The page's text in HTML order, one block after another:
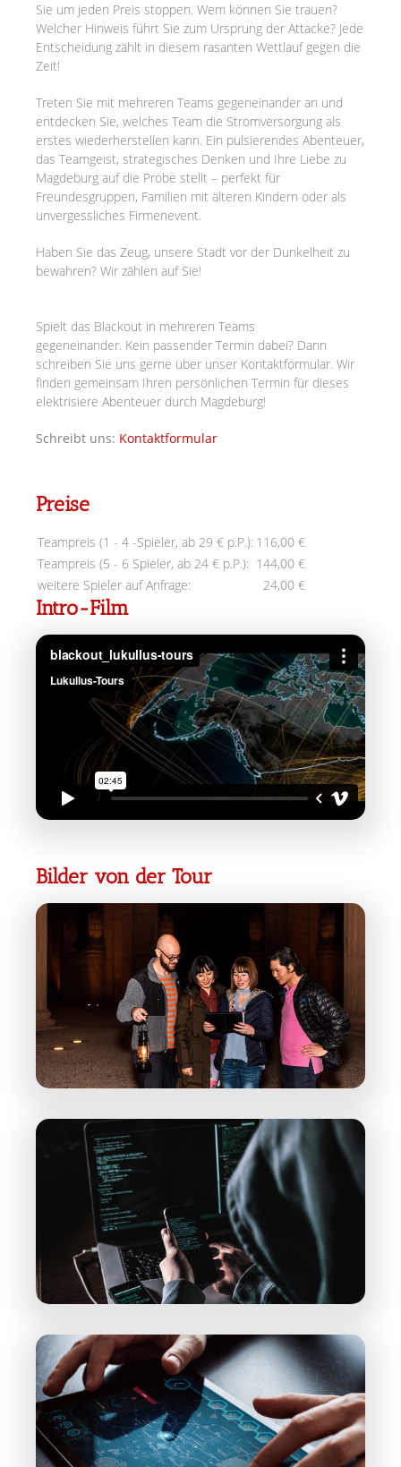
Sie um jeden Preis stoppen. Wem können Sie trauen?
Welcher Hinweis führt Sie zum Ursprung der Attacke? Jede
Entscheidung zählt in diesem rasanten Wettlauf gegen die
Zeit!
Treten Sie mit mehreren Teams gegeneinander an und
entdecken Sie, welches Team die Stromversorgung als
erstes wiederherstellen kann. Ein pulsierendes Abenteuer,
das Teamgeist, strategisches Denken und Ihre Liebe zu
Magdeburg auf die Probe stellt – perfekt für
Freundesgruppen, Familien mit älteren Kindern oder als
unvergessliches Firmenevent.
Haben Sie das Zeug, unsere Stadt vor der Dunkelheit zu
bewahren? Wir zählen auf Sie!
Spielt das Blackout in mehreren Teams
gegeneinander. Kein passender Termin dabei? Dann
schreiben Sie uns gerne über unser Kontaktformular. Wir
finden gemeinsam Ihren persönlichen Termin für dieses
elektrisiere Abenteuer durch Magdeburg!
Schreibt uns: Kontaktformular
Preise
Teampreis (1 - 4 -Spieler, ab 29 € p.P.): 116,00 €
Teampreis (5 - 6 Spieler, ab 24 € p.P.): 144,00 €
weitere Spieler auf Anfrage:
24,00 €
Intro-Film
Bilder von der Tour